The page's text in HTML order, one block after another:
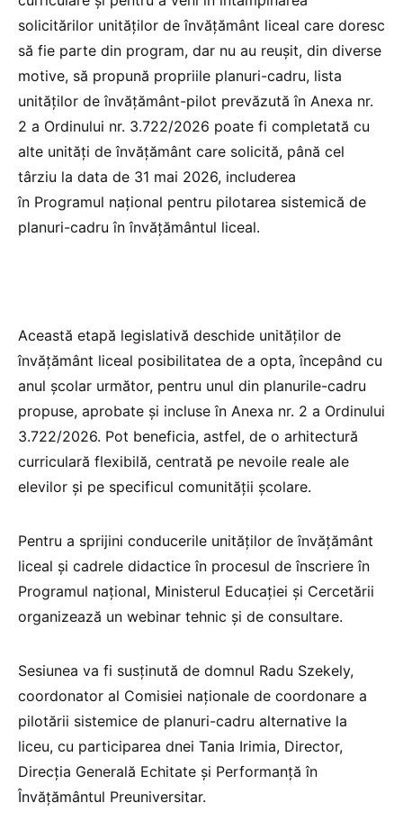
solicitărilor unităților de învățământ liceal care doresc
să fie parte din program, dar nu au reușit, din diverse
motive, să propună propriile planuri-cadru, lista
unităților de învățământ-pilot prevăzută în Anexa nr.
2 a Ordinului nr. 3.722/2026 poate fi completată cu
alte unități de învățământ care solicită, până cel
târziu la data de 31 mai 2026, includerea
în Programul național pentru pilotarea sistemică de
planuri-cadru în învățământul liceal.
Această etapă legislativă deschide unităților de
învățământ liceal posibilitatea de a opta, începând cu
anul școlar următor, pentru unul din planurile-cadru
propuse, aprobate și incluse în Anexa nr. 2 a Ordinului
3.722/2026. Pot beneficia, astfel, de o arhitectură
curriculară flexibilă, centrată pe nevoile reale ale
elevilor și pe specificul comunității școlare.
Pentru a sprijini conducerile unităților de învățământ
liceal și cadrele didactice în procesul de înscriere în
Programul național, Ministerul Educației și Cercetării
organizează un webinar tehnic și de consultare.
Sesiunea va fi susținută de domnul Radu Szekely,
coordonator al Comisiei naționale de coordonare a
pilotării sistemice de planuri-cadru alternative la
liceu, cu participarea dnei Tania Irimia, Director,
Direcția Generală Echitate și Performanță în
Învățământul Preuniversitar.